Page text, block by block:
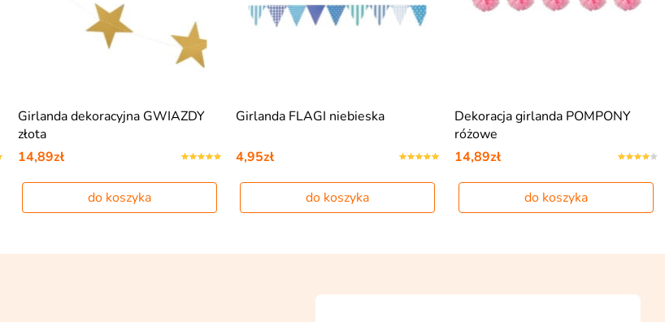
Girlanda dekoracyjna GWIAZDY
złota
14,89zł
do koszyka
Girlanda FLAGI niebieska
4,95zł
do koszyka
Dekoracja girlanda POMPONY
różowe
14,89zł
do koszyka